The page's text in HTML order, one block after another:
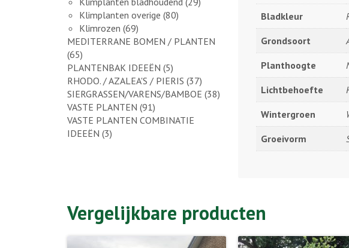
Klimplanten overige (80)
Klimrozen (69)
MEDITERRANE BOMEN / PLANTEN
(65)
PLANTENBAK IDEEËN (5)
RHODO. / AZALEA'S / PIERIS (37)
SIERGRASSEN/VARENS/BAMBOE (38)
VASTE PLANTEN (91)
VASTE PLANTEN COMBINATIE
IDEEËN (3)
Bladkleur
Grondsoort
Planthoogte
Lichtbehoefte
Wintergroen
Groeivorm
Vergelijkbare producten